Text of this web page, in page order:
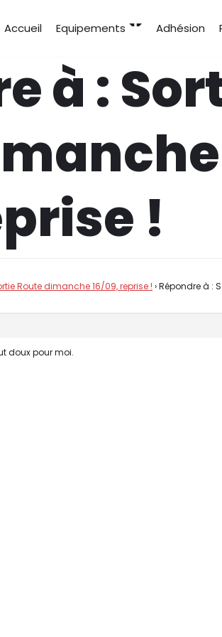
Accueil Equipements Adhésion
à :
!
Route dimanche 16/09, reprise ! ›Répondre à :
doux pour moi.